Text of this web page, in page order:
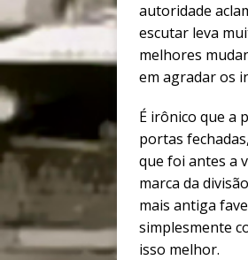
autoridade
escutar leva
melhores
em agradar os
É irônico que a
portas
que foi antes a
marca da
mais antiga
simplesmente
isso melhor.